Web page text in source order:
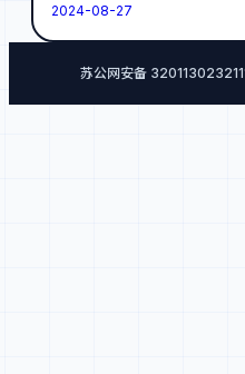
2024-08-27
苏公网安备